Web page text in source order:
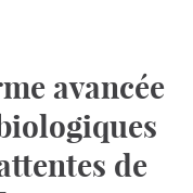
avancée
de